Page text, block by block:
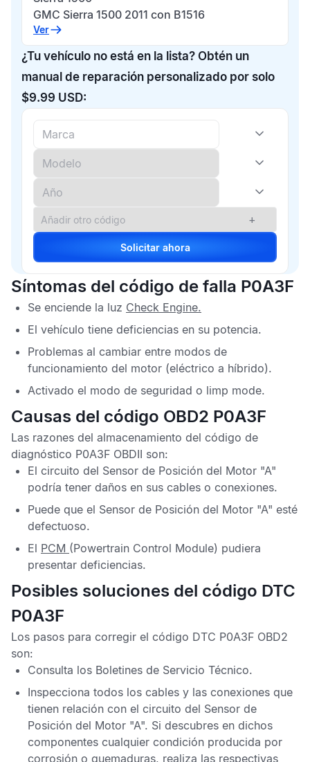
GMC Sierra 1500 2011 con B1516
Ver
¿Tu vehículo no está en la lista? Obtén un
manual de reparación personalizado por solo
$9.99 USD:
+
Solicitar ahora
Síntomas del código de falla P0A3F
Se enciende la luz Check Engine.
El vehículo tiene deficiencias en su potencia.
Problemas al cambiar entre modos de
funcionamiento del motor (eléctrico a híbrido).
Activado el modo de seguridad o limp mode.
Causas del código OBD2 P0A3F
Las razones del almacenamiento del código de
diagnóstico P0A3F OBDII son:
El circuito del Sensor de Posición del Motor "A"
podría tener daños en sus cables o conexiones.
Puede que el Sensor de Posición del Motor "A" esté
defectuoso.
El PCM (Powertrain Control Module) pudiera
presentar deficiencias.
Posibles soluciones del código DTC
P0A3F
Los pasos para corregir el código DTC P0A3F OBD2
son:
Consulta los Boletines de Servicio Técnico.
Inspecciona todos los cables y las conexiones que
tienen relación con el circuito del Sensor de
Posición del Motor "A". Si descubres en dichos
componentes cualquier condición producida por
corrosión o quemaduras, realiza las respectivas